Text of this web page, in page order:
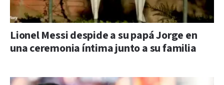
Lionel Messi despide a su papá Jorge en
una ceremonia íntima junto a su familia